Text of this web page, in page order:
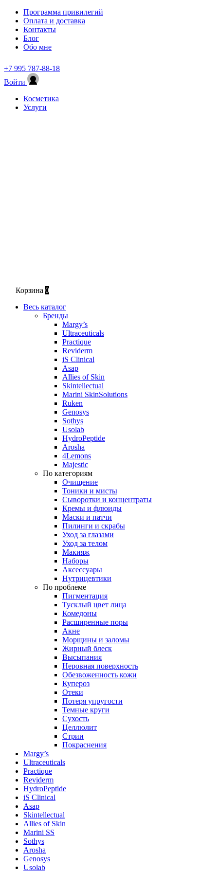
Программа привилегий
Оплата и доставка
Контакты
Блог
Обо мне
+7 995 787-88-18
Войти
Косметика
Услуги
Корзина 0
Весь каталог
Бренды
Margy’s
Ultraceuticals
Practique
Reviderm
iS Clinical
Asap
Allies of Skin
Skintellectual
Marini SkinSolutions
Ruken
Genosys
Sothys
Usolab
HydroPeptide
Arosha
4Lemons
Majestic
По категориям
Очищение
Тоники и мисты
Сыворотки и концентраты
Кремы и флюиды
Маски и патчи
Пилинги и скрабы
Уход за глазами
Уход за телом
Макияж
Наборы
Аксессуары
Нутрицевтики
По проблеме
Пигментация
Тусклый цвет лица
Комедоны
Расширенные поры
Акне
Морщины и заломы
Жирный блеск
Высыпания
Неровная поверхность
Обезвоженность кожи
Купероз
Отеки
Потеря упругости
Темные круги
Сухость
Целлюлит
Стрии
Покраснения
Margy’s
Ultraceuticals
Practique
Reviderm
HydroPeptide
iS Clinical
Asap
Skintellectual
Allies of Skin
Marini SS
Sothys
Arosha
Genosys
Usolab